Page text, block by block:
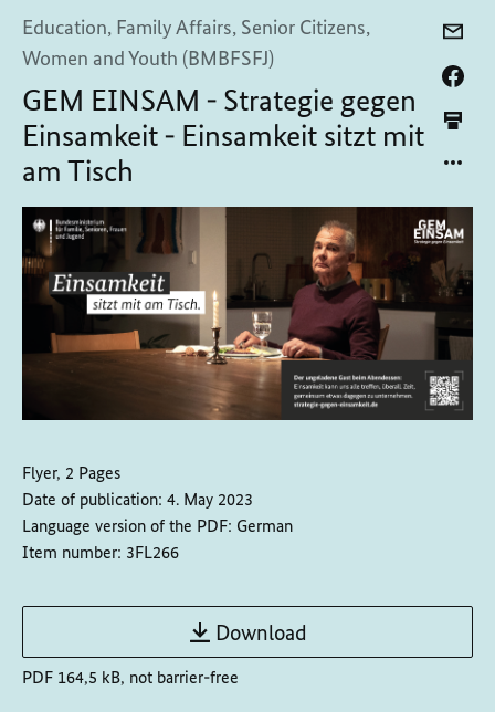
Education, Family Affairs, Senior Citizens,
Women and Youth (BMBFSFJ)
GEM EINSAM - Strategie gegen
Einsamkeit - Einsamkeit sitzt mit
am Tisch
Flyer, 2 Pages
Date of publication: 4. May 2023
Language version of the PDF: German
Item number: 3FL266
Download
PDF 164,5 kB, not barrier-free